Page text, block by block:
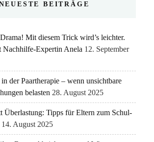
BEITRÄGE
Mit diesem Trick wird’s leichter.
Nachhilfe-Expertin Anela 12. September
der Paartherapie – wenn unsichtbare
belasten 28. August 2025
Überlastung: Tipps für Eltern zum Schul-
14. August 2025